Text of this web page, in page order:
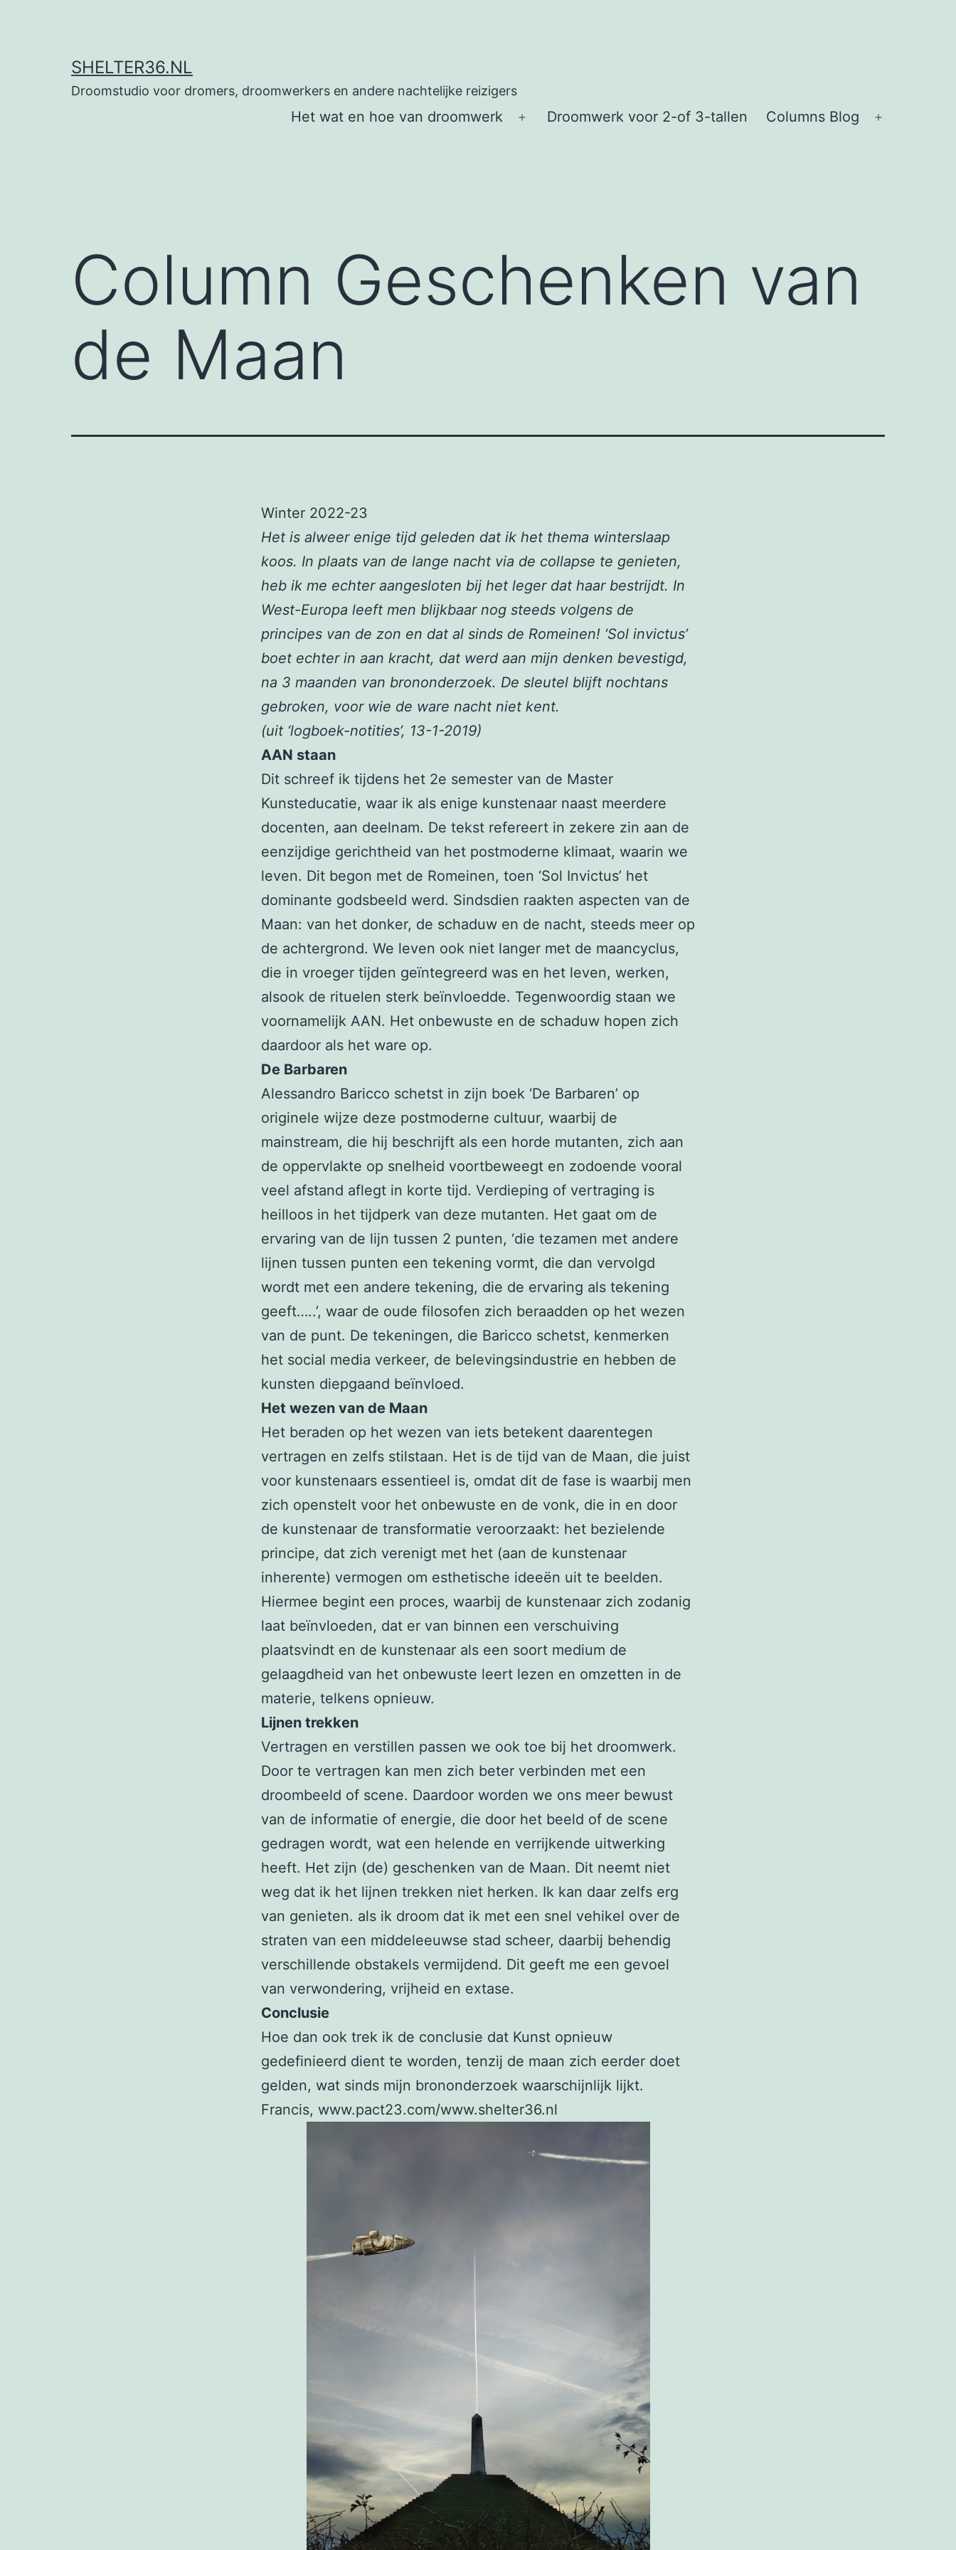
SHELTER36.NL
Droomstudio voor dromers, droomwerkers en andere nachtelijke reizigers
Het wat en hoe van droomwerk
Open
Droomwerk voor 2-of 3-tallen Columns Blog
Column Geschenken van
de Maan
Winter 2022-23
Het is alweer enige tijd geleden dat ik het thema winterslaap
koos. In plaats van de lange nacht via de collapse te genieten,
heb ik me echter aangesloten bij het leger dat haar bestrijdt. In
West-Europa leeft men blijkbaar nog steeds volgens de
principes van de zon en dat al sinds de Romeinen! ‘Sol invictus’
boet echter in aan kracht, dat werd aan mijn denken bevestigd,
na 3 maanden van brononderzoek. De sleutel blijft nochtans
gebroken, voor wie de ware nacht niet kent.
(uit ‘logboek-notities’, 13-1-2019)
AAN staan
Dit schreef ik tijdens het 2e semester van de Master
Kunsteducatie, waar ik als enige kunstenaar naast meerdere
docenten, aan deelnam. De tekst refereert in zekere zin aan de
eenzijdige gerichtheid van het postmoderne klimaat, waarin we
leven. Dit begon met de Romeinen, toen ‘Sol Invictus’ het
dominante godsbeeld werd. Sindsdien raakten aspecten van de
Maan: van het donker, de schaduw en de nacht, steeds meer op
de achtergrond. We leven ook niet langer met de maancyclus,
die in vroeger tijden geïntegreerd was en het leven, werken,
alsook de rituelen sterk beïnvloedde. Tegenwoordig staan we
voornamelijk AAN. Het onbewuste en de schaduw hopen zich
daardoor als het ware op.
De Barbaren
Alessandro Baricco schetst in zijn boek ‘De Barbaren’ op
originele wijze deze postmoderne cultuur, waarbij de
mainstream, die hij beschrijft als een horde mutanten, zich aan
de oppervlakte op snelheid voortbeweegt en zodoende vooral
veel afstand aflegt in korte tijd. Verdieping of vertraging is
heilloos in het tijdperk van deze mutanten. Het gaat om de
ervaring van de lijn tussen 2 punten, ‘die tezamen met andere
lijnen tussen punten een tekening vormt, die dan vervolgd
wordt met een andere tekening, die de ervaring als tekening
geeft…..’, waar de oude filosofen zich beraadden op het wezen
van de punt. De tekeningen, die Baricco schetst, kenmerken
het social media verkeer, de belevingsindustrie en hebben de
kunsten diepgaand beïnvloed.
Het wezen van de Maan
Het beraden op het wezen van iets betekent daarentegen
vertragen en zelfs stilstaan. Het is de tijd van de Maan, die juist
voor kunstenaars essentieel is, omdat dit de fase is waarbij men
zich openstelt voor het onbewuste en de vonk, die in en door
de kunstenaar de transformatie veroorzaakt: het bezielende
principe, dat zich verenigt met het (aan de kunstenaar
inherente) vermogen om esthetische ideeën uit te beelden.
Hiermee begint een proces, waarbij de kunstenaar zich zodanig
laat beïnvloeden, dat er van binnen een verschuiving
plaatsvindt en de kunstenaar als een soort medium de
gelaagdheid van het onbewuste leert lezen en omzetten in de
materie, telkens opnieuw.
Lijnen trekken
Vertragen en verstillen passen we ook toe bij het droomwerk.
Door te vertragen kan men zich beter verbinden met een
droombeeld of scene. Daardoor worden we ons meer bewust
van de informatie of energie, die door het beeld of de scene
gedragen wordt, wat een helende en verrijkende uitwerking
heeft. Het zijn (de) geschenken van de Maan. Dit neemt niet
weg dat ik het lijnen trekken niet herken. Ik kan daar zelfs erg
van genieten. als ik droom dat ik met een snel vehikel over de
straten van een middeleeuwse stad scheer, daarbij behendig
verschillende obstakels vermijdend. Dit geeft me een gevoel
van verwondering, vrijheid en extase.
Conclusie
Hoe dan ook trek ik de conclusie dat Kunst opnieuw
gedefinieerd dient te worden, tenzij de maan zich eerder doet
gelden, wat sinds mijn brononderzoek waarschijnlijk lijkt.
Francis, www.pact23.com/www.shelter36.nl